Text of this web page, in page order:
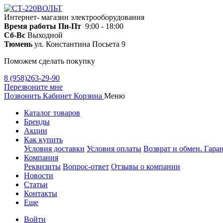
Интернет- магазин электрооборудования
Время работы Пн-Пт 9:00 - 18:00
Сб-Вс Выходной
Тюмень ул. Константина Посьета 9
Поможем сделать покупку
8 (958)263-29-90
Перезвоните мне
Позвонить Кабинет Корзина Меню
Каталог товаров
Бренды
Акции
Как купить
Условия доставки Условия оплаты Возврат и обмен.
Компания
Реквизиты Вопрос-ответ Отзывы о компании
Новости
Статьи
Контакты
Еще
Войти